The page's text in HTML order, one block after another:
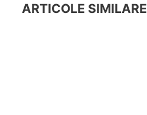
ARTICOLE SIMILARE